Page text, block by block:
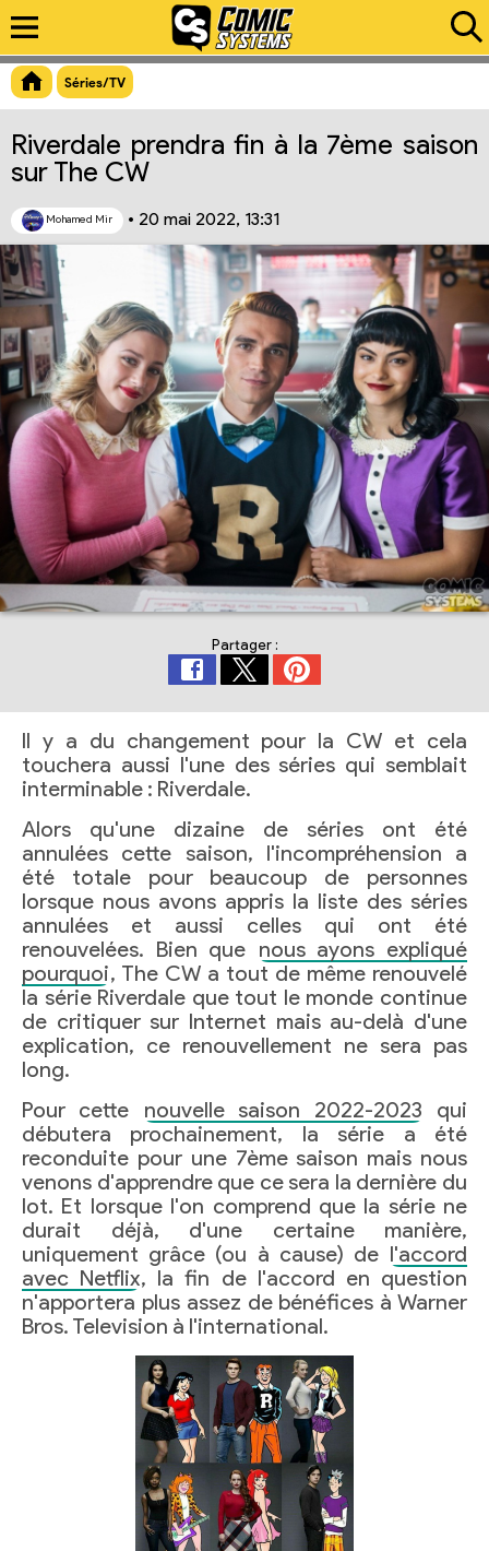
Séries/TV
Riverdale prendra fin à la 7ème saison
sur The CW
Mohamed Mir • 20 mai 2022, 13:31
Partager :
Il y a du changement pour la CW et cela
touchera aussi l'une des séries qui semblait
interminable : Riverdale.
Alors qu'une dizaine de séries ont été
annulées cette saison, l'incompréhension a
été totale pour beaucoup de personnes
lorsque nous avons appris la liste des séries
annulées et aussi celles qui ont été
renouvelées. Bien que nous ayons expliqué
pourquoi, The CW a tout de même renouvelé
la série Riverdale que tout le monde continue
de critiquer sur Internet mais au-delà d'une
explication, ce renouvellement ne sera pas
long.
Pour cette nouvelle saison 2022-2023 qui
débutera prochainement, la série a été
reconduite pour une 7ème saison mais nous
venons d'apprendre que ce sera la dernière du
lot. Et lorsque l'on comprend que la série ne
durait déjà, d'une certaine manière,
uniquement grâce (ou à cause) de l'accord
avec Netflix, la fin de l'accord en question
n'apportera plus assez de bénéfices à Warner
Bros. Television à l'international.
Aperçu du lien